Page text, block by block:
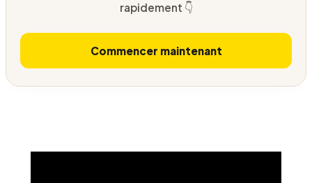
rapidement 👇
Commencer maintenant